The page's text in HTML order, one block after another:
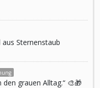
Sternenstaub
grauen Alltag.“ 🎨🎁